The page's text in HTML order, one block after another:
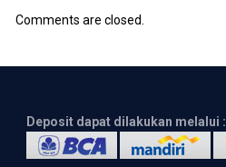
Comments are closed.
Deposit dapat dilakukan melalui :